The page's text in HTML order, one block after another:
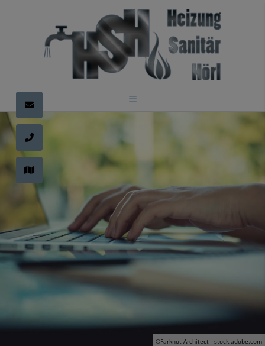
©Farknot Architect - stock.adobe.com